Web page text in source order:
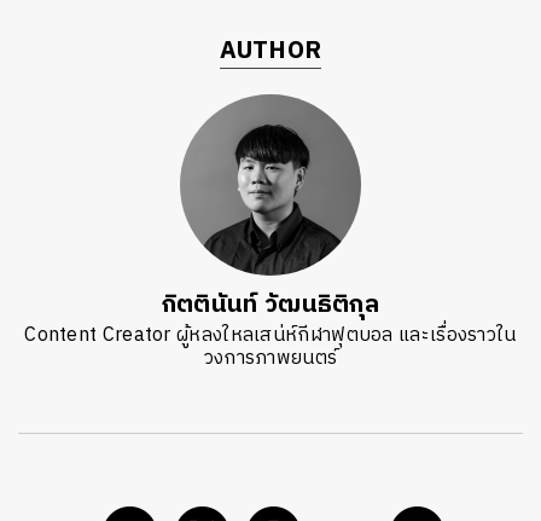
AUTHOR
กิตตินันท์ วัฒนธิติกุล
Content Creator ผู้หลงใหลเสน่ห์กีฬาฟุตบอล และเรื่องราวใน
วงการภาพยนตร์